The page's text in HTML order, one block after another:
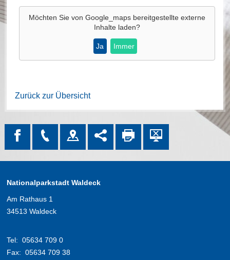
Möchten Sie von Google_mapsbereitgestellte externe
Inhalte laden?
Ja Immer
Zurück zur Übersicht
Nationalparkstadt Waldeck
Am Rathaus 1
34513 Waldeck
Tel: 05634 709 0
Fax: 05634 709 38